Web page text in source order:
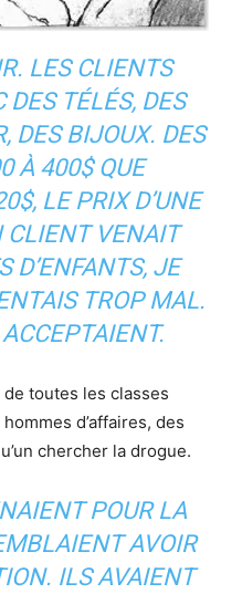
LES CLIENTS
TÉLÉS, DES
DES BIJOUX. DES
À 400$ QUE
LE PRIX D’UNE
CLIENT VENAIT
D’ENFANTS, JE
TROP MAL.
toutes les classes
d’affaires, des
chercher la drogue.
POUR LA
AVOIR
ILS AVAIENT